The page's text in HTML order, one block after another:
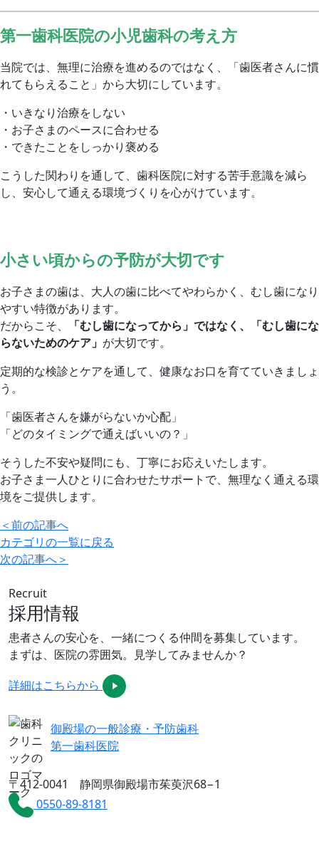
第一歯科医院の小児歯科の考え方
当院では、無理に治療を進めるのではなく、「歯医者さんに慣
れてもらえること」から大切にしています。
・いきなり治療をしない
・お子さまのペースに合わせる
・できたことをしっかり褒める
こうした関わりを通して、歯科医院に対する苦手意識を減ら
し、安心して通える環境づくりを心がけています。
小さい頃からの予防が大切です
お子さまの歯は、大人の歯に比べてやわらかく、むし歯になり
やすい特徴があります。
だからこそ、
「むし歯になってから」ではなく、「むし歯にな
らないためのケア」 が大切です。
定期的な検診とケアを通して、健康なお口を育てていきましょ
う。
「歯医者さんを嫌がらないか心配」
「どのタイミングで通えばいいの？」
そうした不安や疑問にも、丁寧にお応えいたします。
お子さま一人ひとりに合わせたサポートで、無理なく通える環
境をご提供します。
＜前の記事へ
カテゴリの一覧に戻る
次の記事へ＞
Recruit
採用情報
患者さんの安心を、一緒につくる仲間を募集しています。
まずは、医院の雰囲気。見学してみませんか？
詳細はこちらから
御殿場の一般診療・予防歯科
第一歯科医院
〒412-0041 静岡県御殿場市茱萸沢68−1
0550-89-8181